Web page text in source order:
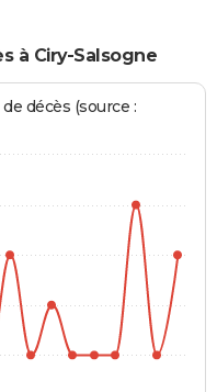
à Ciry-Salsogne
décès (source :